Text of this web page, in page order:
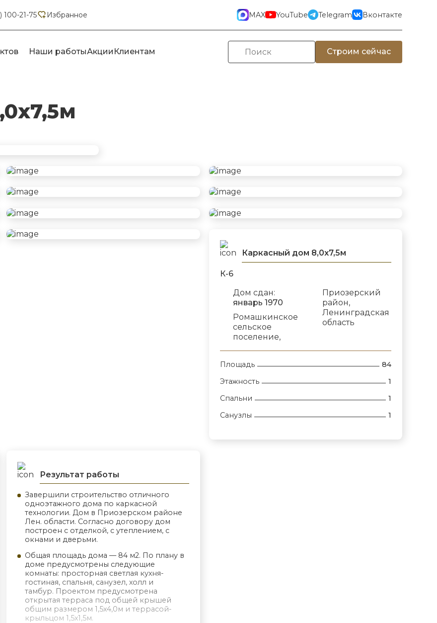
100-21-75 Избранное MAX YouTube Telegram Вконтакте
Наши работыАкции Клиентам Строим сейчас
Каркасный дом 8,0х7,5м
К-6
Дом сдан:
январь 1970
Ромашкинское
сельское
поселение,
Приозерский
район,
Ленинградская
область
Площадь
84
Этажность
1
Спальни
1
Санузлы
1
Результат работы
Завершили строительство отличного
одноэтажного дома по каркасной
технологии. Дом в Приозерском районе
Лен. области. Согласно договору дом
построен с отделкой, с утеплением, с
окнами и дверьми.
Общая площадь дома — 84 м2. По плану в
доме предусмотрены следующие
комнаты: просторная светлая кухня-
гостиная, спальня, санузел, холл и
тамбур. Проектом предусмотрена
открытая терраса под общей крышей
общим размером 1,5х4,0м и террасой-
крыльцом 1,5х1,5м.